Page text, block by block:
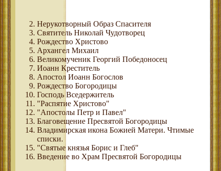
Нерукотворный Образ Спасителя
Святитель Николай Чудотворец
Рождество Христово
Архангел Михаил
Великомученик Георгий Победоносец
Иоанн Креститель
Апостол Иоанн Богослов
Рождество Богородицы
Господь Вседержитель
"Распятие Христово"
"Апостолы Петр и Павел"
Благовещение Пресвятой Богородицы
Владимирская икона Божией Матери. Чтимые
списки.
"Святые князья Борис и Глеб"
Введение во Храм Пресвятой Богородицы